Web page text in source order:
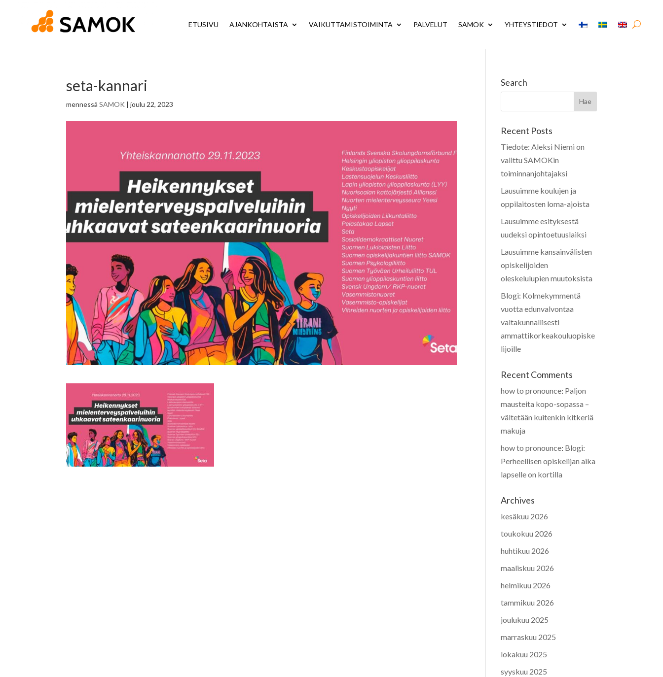
ETUSIVU AJANKOHTAISTA VAIKUTTAMISTOIMINTA PALVELUT SAMOK YHTEYSTIEDOT
seta-kannari
mennessäSAMOK |joulu 22, 2023
Search
Recent Posts
Tiedote: Aleksi Niemi on
valittu SAMOKin
toiminnanjohtajaksi
Lausuimme koulujen ja
oppilaitosten loma-ajoista
Lausuimme esityksestä
uudeksi opintoetuuslaiksi
Lausuimme kansainvälisten
opiskelijoiden
oleskelulupien muutoksista
Blogi: Kolmekymmentä
vuotta edunvalvontaa
valtakunnallisesti
ammattikorkeakouluopiske
lijoille
Recent Comments
how to pronounce: Paljon
mausteita kopo-sopassa –
vältetään kuitenkin kitkeriä
makuja
how to pronounce: Blogi:
Perheellisen opiskelijan aika
lapselle on kortilla
Archives
kesäkuu 2026
toukokuu 2026
huhtikuu 2026
maaliskuu 2026
helmikuu 2026
tammikuu 2026
joulukuu 2025
marraskuu 2025
lokakuu 2025
syyskuu 2025